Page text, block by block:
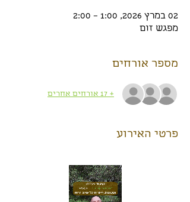
02 במרץ 2026, 1:00 – 2:00
מפגש זום
מספר אורחים
+ 17 אורחים אחרים
פרטי האירוע